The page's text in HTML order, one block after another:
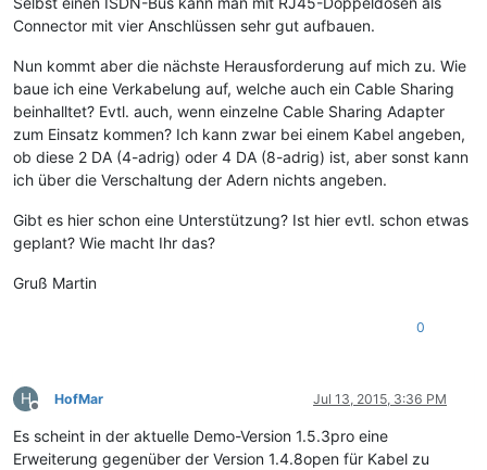
Connector mit vier Anschlüssen sehr gut aufbauen.
Nun kommt aber die nächste Herausforderung auf mich zu. Wie
baue ich eine Verkabelung auf, welche auch ein Cable Sharing
beinhalltet? Evtl. auch, wenn einzelne Cable Sharing Adapter
zum Einsatz kommen? Ich kann zwar bei einem Kabel angeben,
ob diese 2 DA (4-adrig) oder 4 DA (8-adrig) ist, aber sonst kann
ich über die Verschaltung der Adern nichts angeben.
Gibt es hier schon eine Unterstützung? Ist hier evtl. schon etwas
geplant? Wie macht Ihr das?
Gruß Martin
0
H
Offline
HofMar Jul 13, 2015, 3:36 PM
Es scheint in der aktuelle Demo-Version 1.5.3pro eine
Erweiterung gegenüber der Version 1.4.8open für Kabel zu